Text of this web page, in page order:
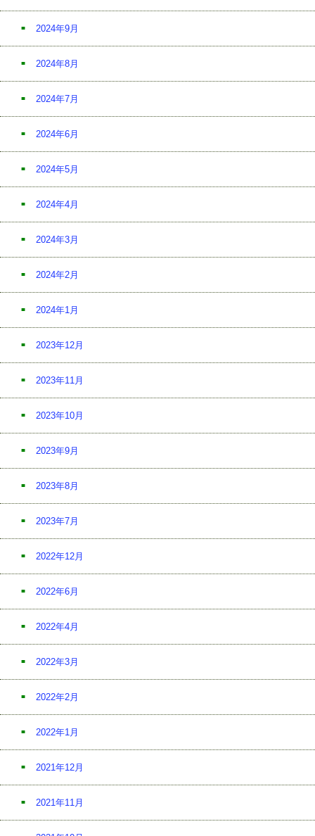
2024年9月
2024年8月
2024年7月
2024年6月
2024年5月
2024年4月
2024年3月
2024年2月
2024年1月
2023年12月
2023年11月
2023年10月
2023年9月
2023年8月
2023年7月
2022年12月
2022年6月
2022年4月
2022年3月
2022年2月
2022年1月
2021年12月
2021年11月